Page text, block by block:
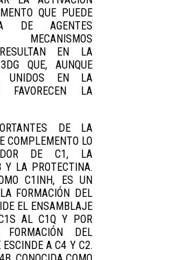
QUE PUEDE
DE AGENTES
MECANISMOS
EN LA
QUE, AUNQUE
UNIDOS EN LA
FAVORECEN LA
DE LA
COMPLEMENTO LO
DE C1, LA
Y LA PROTECTINA.
C1INH, ES UN
FORMACIÓN DEL
EL ENSAMBLAJE
AL C1Q Y POR
DEL
A C4 Y C2.